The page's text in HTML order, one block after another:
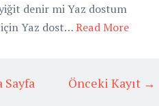
denir mi Yaz dostum
Yaz dost…Read More
Önceki Kayıt →
Sayfa